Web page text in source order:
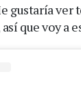
gustaría ver
que voy a